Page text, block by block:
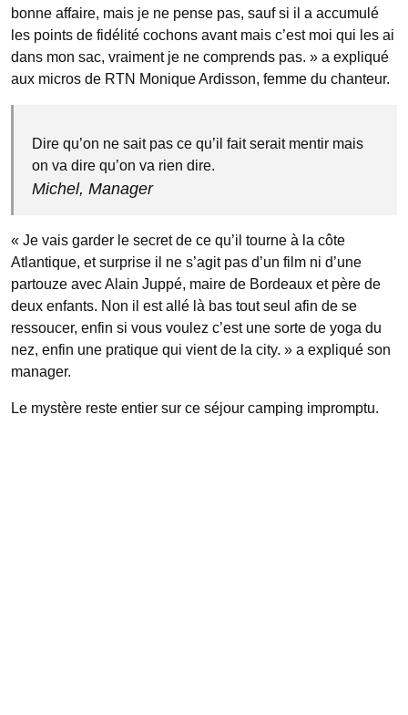
bonne affaire, mais je ne pense pas, sauf si il a accumulé
les points de fidélité cochons avant mais c’est moi qui les ai
dans mon sac, vraiment je ne comprends pas. » a expliqué
aux micros de RTN Monique Ardisson, femme du chanteur.
Dire qu’on ne sait pas ce qu’il fait serait mentir mais
on va dire qu’on va rien dire.
Michel, Manager
« Je vais garder le secret de ce qu’il tourne à la côte
Atlantique, et surprise il ne s’agit pas d’un film ni d’une
partouze avec Alain Juppé, maire de Bordeaux et père de
deux enfants. Non il est allé là bas tout seul afin de se
ressoucer, enfin si vous voulez c’est une sorte de yoga du
nez, enfin une pratique qui vient de la city. » a expliqué son
manager.
Le mystère reste entier sur ce séjour camping impromptu.